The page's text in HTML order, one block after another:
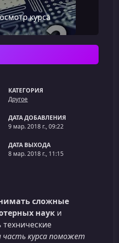
курса
КАТЕГОРИЯ
Другое
ДАТА ДОБАВЛЕНИЯ
9 мар. 2018 г., 09:22
ДАТА ВЫХОДА
8 мар. 2018 г., 11:15
сложные
наук и
курса поможет